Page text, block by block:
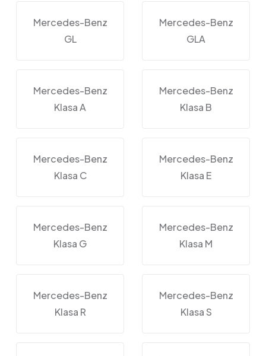
Mercedes-Benz
GL
Mercedes-Benz
GLA
Mercedes-Benz
Klasa A
Mercedes-Benz
Klasa B
Mercedes-Benz
Klasa C
Mercedes-Benz
Klasa E
Mercedes-Benz
Klasa G
Mercedes-Benz
Klasa M
Mercedes-Benz
Klasa R
Mercedes-Benz
Klasa S